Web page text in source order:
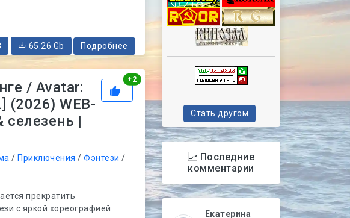
65.26 Gb Подробнее
+2Рейтинг
/ Avatar:
(2026) WEB-
селезень |
/Приключения /Фэнтези /
прекратить
с яркой хореографией
Стать другом
Последние
комментарии
Екатерина